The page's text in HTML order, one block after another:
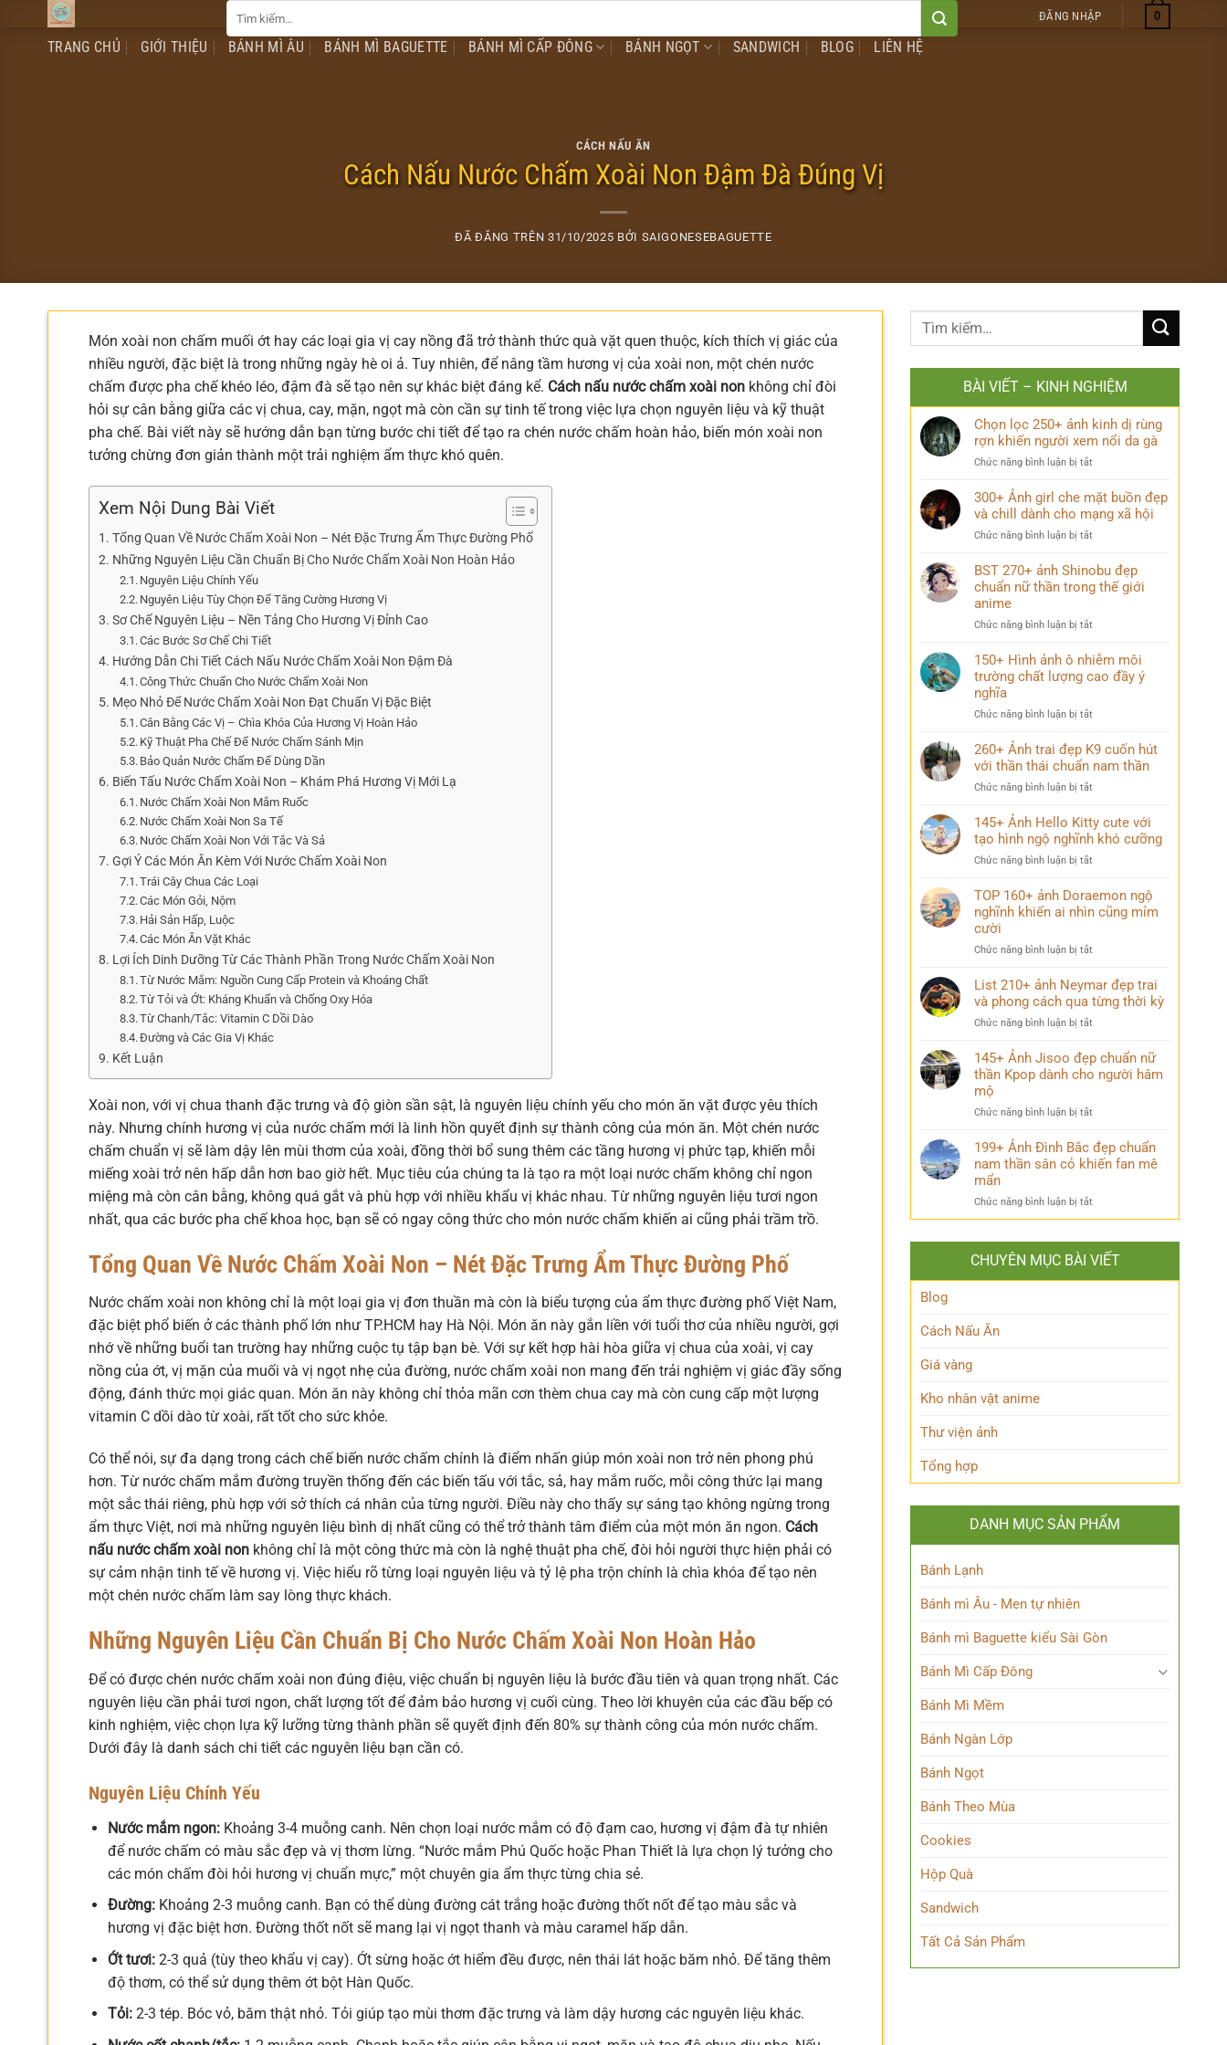
kiếm:
ĐĂNG NHẬP 0
TRANG CHỦ GIỚI THIỆU BÁNH MÌ ÂU BÁNH MÌ BAGUETTE BÁNH MÌ CẤP ĐÔNG BÁNH NGỌT SANDWICH BLOG LIÊN HỆ
CÁCH NẤU ĂN
Cách Nấu Nước Chấm Xoài Non Đậm Đà Đúng Vị
ĐÃ ĐĂNG TRÊN 31/10/2025 BỞI SAIGONESEBAGUETTE
Món xoài non chấm muối ớt hay các loại gia vị cay nồng đã trở thành thức quà vặt quen thuộc, kích thích vị giác của
nhiều người, đặc biệt là trong những ngày hè oi ả. Tuy nhiên, để nâng tầm hương vị của xoài non, một chén nước
chấm được pha chế khéo léo, đậm đà sẽ tạo nên sự khác biệt đáng kể. Cách nấu nước chấm xoài non không chỉ đòi
hỏi sự cân bằng giữa các vị chua, cay, mặn, ngọt mà còn cần sự tinh tế trong việc lựa chọn nguyên liệu và kỹ thuật
pha chế. Bài viết này sẽ hướng dẫn bạn từng bước chi tiết để tạo ra chén nước chấm hoàn hảo, biến món xoài non
tưởng chừng đơn giản thành một trải nghiệm ẩm thực khó quên.
Xem Nội Dung Bài Viết
Tổng Quan Về Nước Chấm Xoài Non – Nét Đặc Trưng Ẩm Thực Đường Phố
Những Nguyên Liệu Cần Chuẩn Bị Cho Nước Chấm Xoài Non Hoàn Hảo
Nguyên Liệu Chính Yếu
Nguyên Liệu Tùy Chọn Để Tăng Cường Hương Vị
Sơ Chế Nguyên Liệu – Nền Tảng Cho Hương Vị Đỉnh Cao
Các Bước Sơ Chế Chi Tiết
Hướng Dẫn Chi Tiết Cách Nấu Nước Chấm Xoài Non Đậm Đà
Công Thức Chuẩn Cho Nước Chấm Xoài Non
Mẹo Nhỏ Để Nước Chấm Xoài Non Đạt Chuẩn Vị Đặc Biệt
Cân Bằng Các Vị – Chìa Khóa Của Hương Vị Hoàn Hảo
Kỹ Thuật Pha Chế Để Nước Chấm Sánh Mịn
Bảo Quản Nước Chấm Để Dùng Dần
Biến Tấu Nước Chấm Xoài Non – Khám Phá Hương Vị Mới Lạ
Nước Chấm Xoài Non Mắm Ruốc
Nước Chấm Xoài Non Sa Tế
Nước Chấm Xoài Non Với Tắc Và Sả
Gợi Ý Các Món Ăn Kèm Với Nước Chấm Xoài Non
Trái Cây Chua Các Loại
Các Món Gỏi, Nộm
Hải Sản Hấp, Luộc
Các Món Ăn Vặt Khác
Lợi Ích Dinh Dưỡng Từ Các Thành Phần Trong Nước Chấm Xoài Non
Từ Nước Mắm: Nguồn Cung Cấp Protein và Khoáng Chất
Từ Tỏi và Ớt: Kháng Khuẩn và Chống Oxy Hóa
Từ Chanh/Tắc: Vitamin C Dồi Dào
Đường và Các Gia Vị Khác
Kết Luận
Xoài non, với vị chua thanh đặc trưng và độ giòn sần sật, là nguyên liệu chính yếu cho món ăn vặt được yêu thích
này. Nhưng chính hương vị của nước chấm mới là linh hồn quyết định sự thành công của món ăn. Một chén nước
chấm chuẩn vị sẽ làm dậy lên mùi thơm của xoài, đồng thời bổ sung thêm các tầng hương vị phức tạp, khiến mỗi
miếng xoài trở nên hấp dẫn hơn bao giờ hết. Mục tiêu của chúng ta là tạo ra một loại nước chấm không chỉ ngon
miệng mà còn cân bằng, không quá gắt và phù hợp với nhiều khẩu vị khác nhau. Từ những nguyên liệu tươi ngon
nhất, qua các bước pha chế khoa học, bạn sẽ có ngay công thức cho món nước chấm khiến ai cũng phải trầm trồ.
Tổng Quan Về Nước Chấm Xoài Non – Nét Đặc Trưng Ẩm Thực Đường Phố
Nước chấm xoài non không chỉ là một loại gia vị đơn thuần mà còn là biểu tượng của ẩm thực đường phố Việt Nam,
đặc biệt phổ biến ở các thành phố lớn như TP.HCM hay Hà Nội. Món ăn này gắn liền với tuổi thơ của nhiều người, gợi
nhớ về những buổi tan trường hay những cuộc tụ tập bạn bè. Với sự kết hợp hài hòa giữa vị chua của xoài, vị cay
nồng của ớt, vị mặn của muối và vị ngọt nhẹ của đường, nước chấm xoài non mang đến trải nghiệm vị giác đầy sống
động, đánh thức mọi giác quan. Món ăn này không chỉ thỏa mãn cơn thèm chua cay mà còn cung cấp một lượng
vitamin C dồi dào từ xoài, rất tốt cho sức khỏe.
Có thể nói, sự đa dạng trong cách chế biến nước chấm chính là điểm nhấn giúp món xoài non trở nên phong phú
hơn. Từ nước chấm mắm đường truyền thống đến các biến tấu với tắc, sả, hay mắm ruốc, mỗi công thức lại mang
một sắc thái riêng, phù hợp với sở thích cá nhân của từng người. Điều này cho thấy sự sáng tạo không ngừng trong
ẩm thực Việt, nơi mà những nguyên liệu bình dị nhất cũng có thể trở thành tâm điểm của một món ăn ngon. Cách
nấu nước chấm xoài non không chỉ là một công thức mà còn là nghệ thuật pha chế, đòi hỏi người thực hiện phải có
sự cảm nhận tinh tế về hương vị. Việc hiểu rõ từng loại nguyên liệu và tỷ lệ pha trộn chính là chìa khóa để tạo nên
một chén nước chấm làm say lòng thực khách.
Những Nguyên Liệu Cần Chuẩn Bị Cho Nước Chấm Xoài Non Hoàn Hảo
Để có được chén nước chấm xoài non đúng điệu, việc chuẩn bị nguyên liệu là bước đầu tiên và quan trọng nhất. Các
nguyên liệu cần phải tươi ngon, chất lượng tốt để đảm bảo hương vị cuối cùng. Theo lời khuyên của các đầu bếp có
kinh nghiệm, việc chọn lựa kỹ lưỡng từng thành phần sẽ quyết định đến 80% sự thành công của món nước chấm.
Dưới đây là danh sách chi tiết các nguyên liệu bạn cần có.
Nguyên Liệu Chính Yếu
Nước mắm ngon:Khoảng 3-4 muỗng canh. Nên chọn loại nước mắm có độ đạm cao, hương vị đậm đà tự nhiên
để nước chấm có màu sắc đẹp và vị thơm lừng. “Nước mắm Phú Quốc hoặc Phan Thiết là lựa chọn lý tưởng cho
các món chấm đòi hỏi hương vị chuẩn mực,” một chuyên gia ẩm thực từng chia sẻ.
Đường:Khoảng 2-3 muỗng canh. Bạn có thể dùng đường cát trắng hoặc đường thốt nốt để tạo màu sắc và
hương vị đặc biệt hơn. Đường thốt nốt sẽ mang lại vị ngọt thanh và màu caramel hấp dẫn.
Ớt tươi:2-3 quả (tùy theo khẩu vị cay). Ớt sừng hoặc ớt hiểm đều được, nên thái lát hoặc băm nhỏ. Để tăng thêm
độ thơm, có thể sử dụng thêm ớt bột Hàn Quốc.
Tỏi:2-3 tép. Bóc vỏ, băm thật nhỏ. Tỏi giúp tạo mùi thơm đặc trưng và làm dậy hương các nguyên liệu khác.
BÀI VIẾT – KINH NGHIỆM
Chọn lọc 250+ ảnh kinh dị rùng
rợn khiến người xem nổi da gà
Chức năng bình luận bị tắt
lọc
250+
ảnh
kinh
rùng
rợn
xem
da
gà
300+ Ảnh girl che mặt buồn đẹp
và chill dành cho mạng xã hội
Chức năng bình luận bị tắt
Ảnh
girl
che
buồn
và
chill
mạng
hội
BST 270+ ảnh Shinobu đẹp
chuẩn nữ thần trong thế giới
anime
Chức năng bình luận bị tắt
270+
chuẩn
thần
trong
giới
150+ Hình ảnh ô nhiễm môi
trường chất lượng cao đầy ý
nghĩa
Chức năng bình luận bị tắt
Hình
nhiễm
trường
chất
ý
nghĩa
260+ Ảnh trai đẹp K9 cuốn hút
với thần thái chuẩn nam thần
Chức năng bình luận bị tắt
Ảnh
trai
K9
hút
với
chuẩn
thần
145+ Ảnh Hello Kitty cute với
tạo hình ngộ nghĩnh khó cưỡng
Chức năng bình luận bị tắt
Ảnh
Hello
với
hình
ngộ
khó
TOP 160+ ảnh Doraemon ngộ
nghĩnh khiến ai nhìn cũng mỉm
cười
Chức năng bình luận bị tắt
160+
ảnh
Doraemon
ngộ
khiến
ai
mỉm
List 210+ ảnh Neymar đẹp trai
và phong cách qua từng thời kỳ
Chức năng bình luận bị tắt
210+
Neymar
trai
phong
cách
thời
kỳ
145+ Ảnh Jisoo đẹp chuẩn nữ
thần Kpop dành cho người hâm
mộ
Chức năng bình luận bị tắt
Ảnh
Jisoo
nữ
thần
dành
cho
người
199+ Ảnh Đình Bắc đẹp chuẩn
nam thần sân cỏ khiến fan mê
mẩn
Chức năng bình luận bị tắt
199+
Bắc
đẹp
CHUYÊN MỤC BÀI VIẾT
Blog
Cách Nấu Ăn
Giá vàng
Kho nhân vật anime
Thư viện ảnh
Tổng hợp
DANH MỤC SẢN PHẨM
Bánh Lạnh
Bánh mì Âu - Men tự nhiên
Bánh mì Baguette kiểu Sài Gòn
Bánh Mì Cấp Đông
Bánh Mì Mềm
Bánh Ngàn Lớp
Bánh Ngọt
Bánh Theo Mùa
Cookies
Hộp Quà
Sandwich
Tất Cả Sản Phẩm